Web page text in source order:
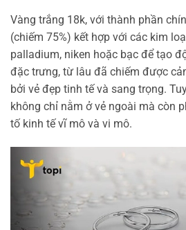
Vàng trắng 18k, với thành phần
(chiếm 75%) kết hợp với các kim
palladium, niken hoặc bạc để tạo
đặc trưng, từ lâu đã chiếm được
bởi vẻ đẹp tinh tế và sang trọng.
không chỉ nằm ở vẻ ngoài mà còn
tố kinh tế vĩ mô và vi mô.